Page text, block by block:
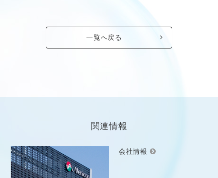
一覧へ戻る
関連情報
会社情報